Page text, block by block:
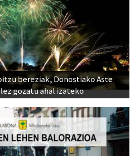
bereziak, Donostiako Aste
gozatu ahal izateko